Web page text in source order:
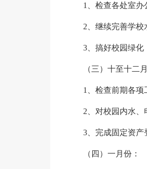
1、检查各处室办
2、继续完善学校
3、搞好校园绿化
（三）十至十二
1、检查前期各项
2、对校园内水、
3、完成固定资产
（四）一月份：